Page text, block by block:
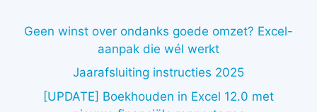
Geen winst over ondanks goede omzet? Excel-
aanpak die wél werkt
Jaarafsluiting instructies 2025
[UPDATE] Boekhouden in Excel 12.0 met